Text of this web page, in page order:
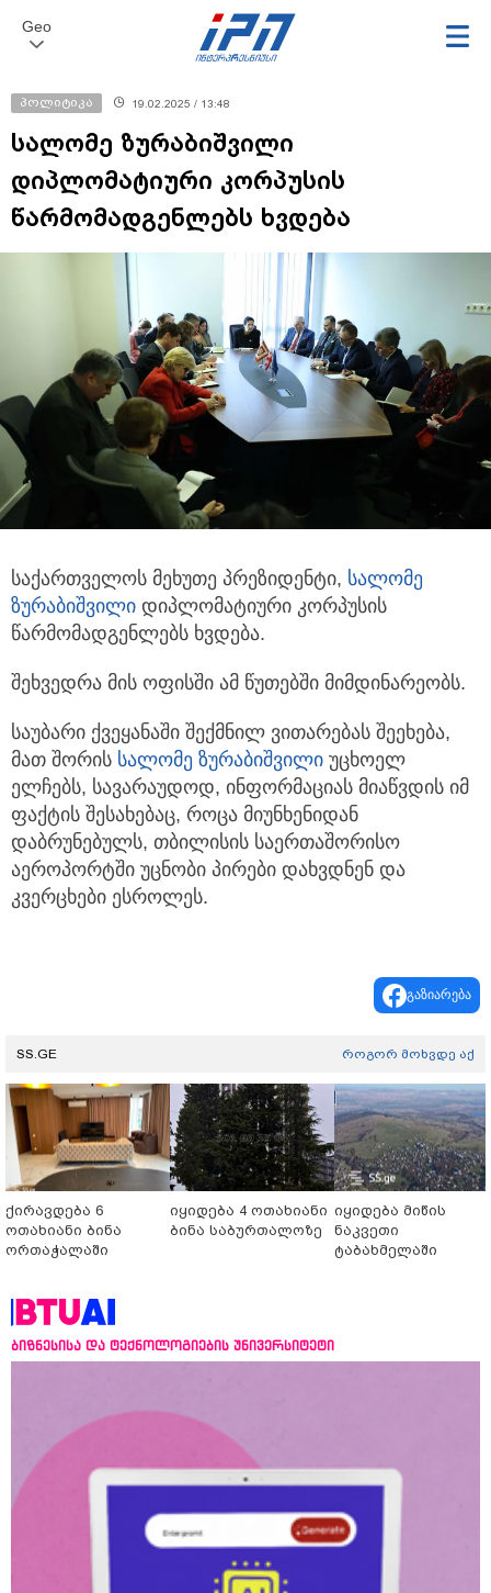
Geo
პოლიტიკა 19.02.2025 / 13:48
სალომე ზურაბიშვილი
დიპლომატიური კორპუსის
წარმომადგენლებს ხვდება
საქართველოს მეხუთე პრეზიდენტი, სალომე
ზურაბიშვილი დიპლომატიური კორპუსის
წარმომადგენლებს ხვდება.
შეხვედრა მის ოფისში ამ წუთებში მიმდინარეობს.
საუბარი ქვეყანაში შექმნილ ვითარებას შეეხება,
მათ შორის სალომე ზურაბიშვილი უცხოელ
ელჩებს, სავარაუდოდ, ინფორმაციას მიაწვდის იმ
ფაქტის შესახებაც, როცა მიუნხენიდან
დაბრუნებულს, თბილისის საერთაშორისო
აეროპორტში უცნობი პირები დახვდნენ და
კვერცხები ესროლეს.
გაზიარება
SS.GE როგორ მოხვდე აქ
ქირავდება 6
ოთახიანი ბინა
ორთაჭალაში
იყიდება 4 ოთახიანი
ბინა საბურთალოზე
იყიდება მიწის
ნაკვეთი
ტაბახმელაში
ბიზნესისა და ტექნოლოგიების უნივერსიტეტი